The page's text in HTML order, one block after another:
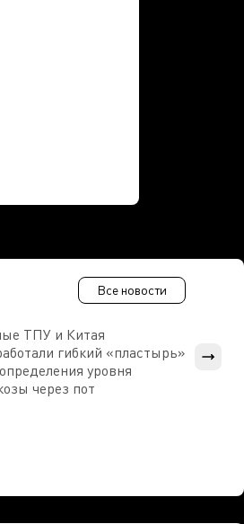
Все новости
ТПУ и Китая
гибкий «пластырь»
уровня
через пот